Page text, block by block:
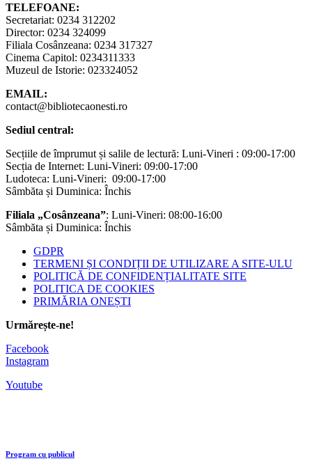
TELEFOANE:
Secretariat: 0234 312202
Director: 0234 324099
Filiala Cosânzeana: 0234 317327
Cinema Capitol: 0234311333
Muzeul de Istorie: 023324052
EMAIL:
contact@bibliotecaonesti.ro
Sediul central:
Secțiile de împrumut și salile de lectură: Luni-Vineri : 09:00-17:00
Secția de Internet: Luni-Vineri: 09:00-17:00
Ludoteca: Luni-Vineri: 09:00-17:00
Sâmbăta și Duminica: Închis
Filiala „Cosânzeana”: Luni-Vineri: 08:00-16:00
Sâmbăta și Duminica: Închis
GDPR
TERMENI ȘI CONDIȚII DE UTILIZARE A SITE-ULU
POLITICĂ DE CONFIDENȚIALITATE SITE
POLITICA DE COOKIES
PRIMĂRIA ONEȘTI
Urmărește-ne!
Facebook
Instagram
Youtube
Program cu publicul